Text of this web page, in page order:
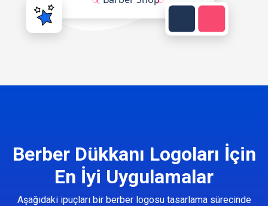
Berber Dükkanı Logoları İçin
En İyi Uygulamalar
Aşağıdaki ipuçları bir berber logosu tasarlama sürecinde